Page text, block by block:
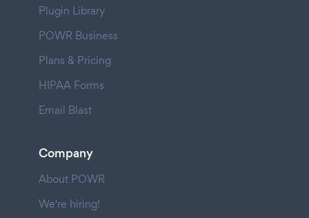
Plugin Library
POWR Business
Plans & Pricing
HIPAA Forms
Email Blast
Company
About POWR
We're hiring!